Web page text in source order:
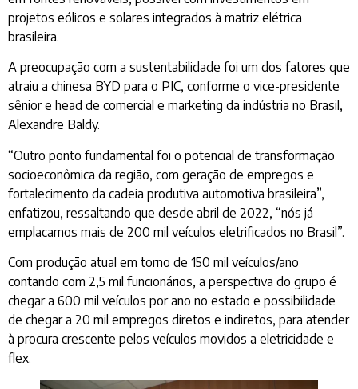
projetos eólicos e solares integrados à matriz elétrica
brasileira.
A preocupação com a sustentabilidade foi um dos fatores que
atraiu a chinesa BYD para o PIC, conforme o vice-presidente
sênior e head de comercial e marketing da indústria no Brasil,
Alexandre Baldy.
“Outro ponto fundamental foi o potencial de transformação
socioeconômica da região, com geração de empregos e
fortalecimento da cadeia produtiva automotiva brasileira”,
enfatizou, ressaltando que desde abril de 2022, “nós já
emplacamos mais de 200 mil veículos eletrificados no Brasil”.
Com produção atual em torno de 150 mil veículos/ano
contando com 2,5 mil funcionários, a perspectiva do grupo é
chegar a 600 mil veículos por ano no estado e possibilidade
de chegar a 20 mil empregos diretos e indiretos, para atender
à procura crescente pelos veículos movidos a eletricidade e
flex.